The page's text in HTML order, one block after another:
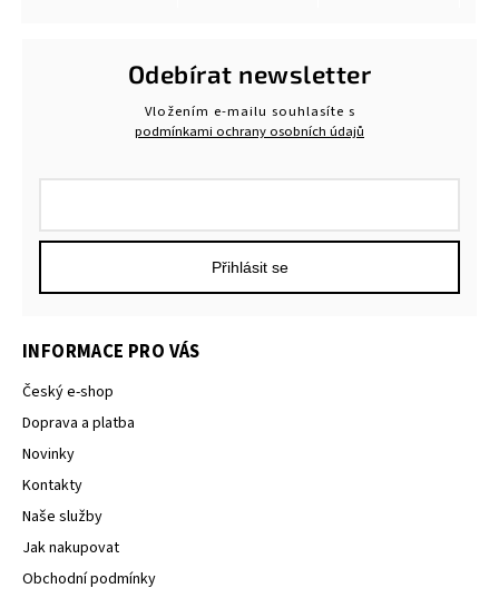
INFORMACE PRO VÁS
Český e-shop
Doprava a platba
Novinky
Kontakty
Naše služby
Jak nakupovat
Obchodní podmínky
Odebírat newsletter
Vložením e-mailu souhlasíte s
podmínkami ochrany osobních údajů
Přihlásit se